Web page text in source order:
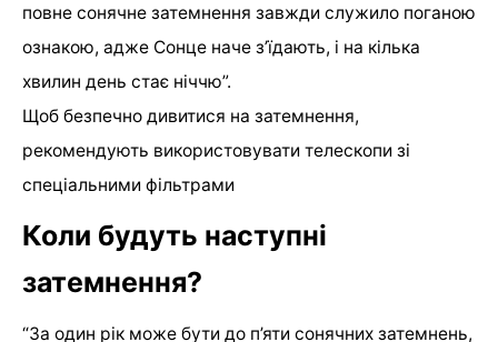
повне сонячне затемнення завжди служило поганою
ознакою, адже Сонце наче з’їдають, і на кілька
хвилин день стає ніччю”.
Щоб безпечно дивитися на затемнення,
рекомендують використовувати телескопи зі
спеціальними фільтрами
Коли будуть наступні
затемнення?
“За один рік може бути до п’яти сонячних затемнень,